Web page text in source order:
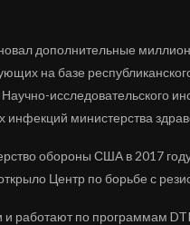
дополнительные
на базе
исследовательского
министерства
обороны США в 2017
Центр по борьбе с
работают по программам